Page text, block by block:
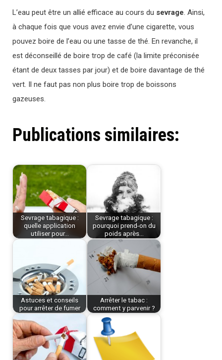
L’eau peut être un allié efficace au cours du sevrage . Ainsi,
à chaque fois que vous avez envie d’une cigarette, vous
pouvez boire de l’eau ou une tasse de thé. En revanche, il
est déconseillé de boire trop de café (la limite préconisée
étant de deux tasses par jour) et de boire davantage de thé
vert. Il ne faut pas non plus boire trop de boissons
gazeuses.
Publications similaires:
Sevrage tabagique :
quelle application
utiliser pour…
Sevrage tabagique :
pourquoi prend-on du
poids après…
Astuces et conseils
pour arrêter de fumer
Arrêter le tabac :
comment y parvenir ?